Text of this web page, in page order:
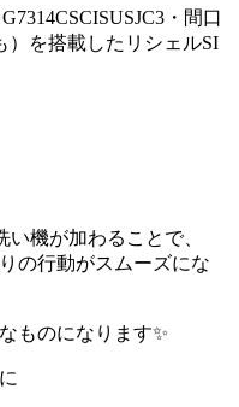
・間口
）を搭載したリシェルSI
い機が加わることで、
の行動がスムーズにな
ものになります✨